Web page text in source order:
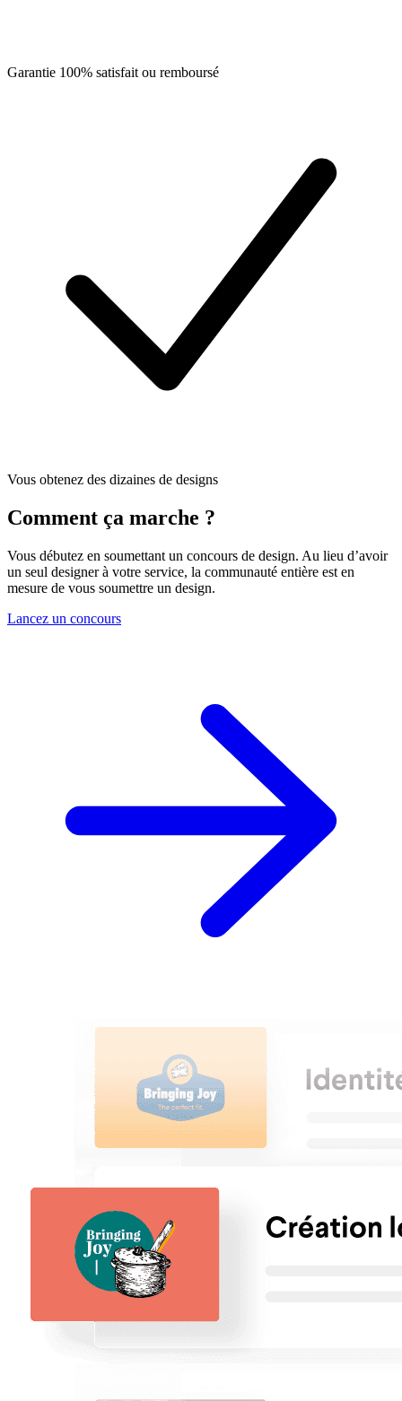
Garantie 100% satisfait ou remboursé
Vous obtenez des dizaines de designs
Comment ça marche ?
Vous débutez en soumettant un concours de design. Au lieu d’avoir
un seul designer à votre service, la communauté entière est en
mesure de vous soumettre un design.
Lancez un concours